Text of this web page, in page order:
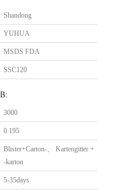
Shandong
YUHUA
MSDS FDA
SSC120
3000
0.195
Blister+Carton-、 Kartengitter +
-karton
5-35days